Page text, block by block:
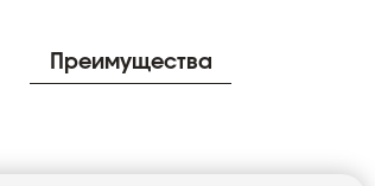
Преимущества